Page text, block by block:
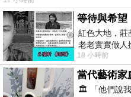
等待與希望
紅色大地，莊
老老實實做人
向裂隙的亮處
18 小時前
🏛️ 「他們說我